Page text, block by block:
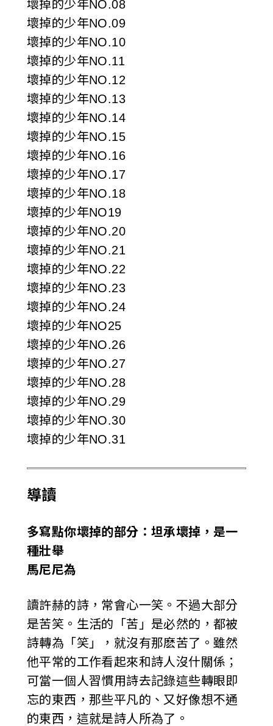
壞掉的少年NO.08
壞掉的少年NO.09
壞掉的少年NO.10
壞掉的少年NO.11
壞掉的少年NO.12
壞掉的少年NO.13
壞掉的少年NO.14
壞掉的少年NO.15
壞掉的少年NO.16
壞掉的少年NO.17
壞掉的少年NO.18
壞掉的少年NO19
壞掉的少年NO.20
壞掉的少年NO.21
壞掉的少年NO.22
壞掉的少年NO.23
壞掉的少年NO.24
壞掉的少年NO25
壞掉的少年NO.26
壞掉的少年NO.27
壞掉的少年NO.28
壞掉的少年NO.29
壞掉的少年NO.30
壞掉的少年NO.31
導讀
多寫點你壞掉的部分：坦承壞掉，是一
種壯舉
馬尼尼為
讀許赫的詩，常會心一笑。不過大部分
是苦笑。生活的「苦」是必然的，都被
詩轉為「笑」，就沒有那麽苦了。雖然
他平常的工作看起來和詩人沒什關係；
可當一個人習慣用詩去記錄這些轉眼即
忘的東西，那些平凡的、又好像想不通
的東西，這就是詩人所為了。